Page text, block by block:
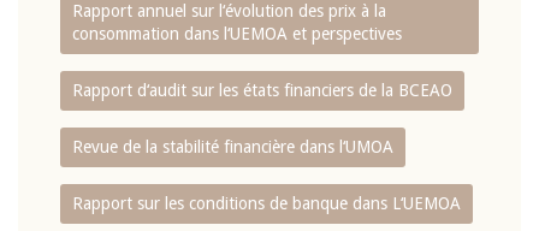
Rapport annuel sur l‘évolution des prix à la
consommation dans l‘UEMOA et perspectives
Rapport d‘audit sur les états financiers de la BCEAO
Revue de la stabilité financière dans l‘UMOA
Rapport sur les conditions de banque dans L‘UEMOA